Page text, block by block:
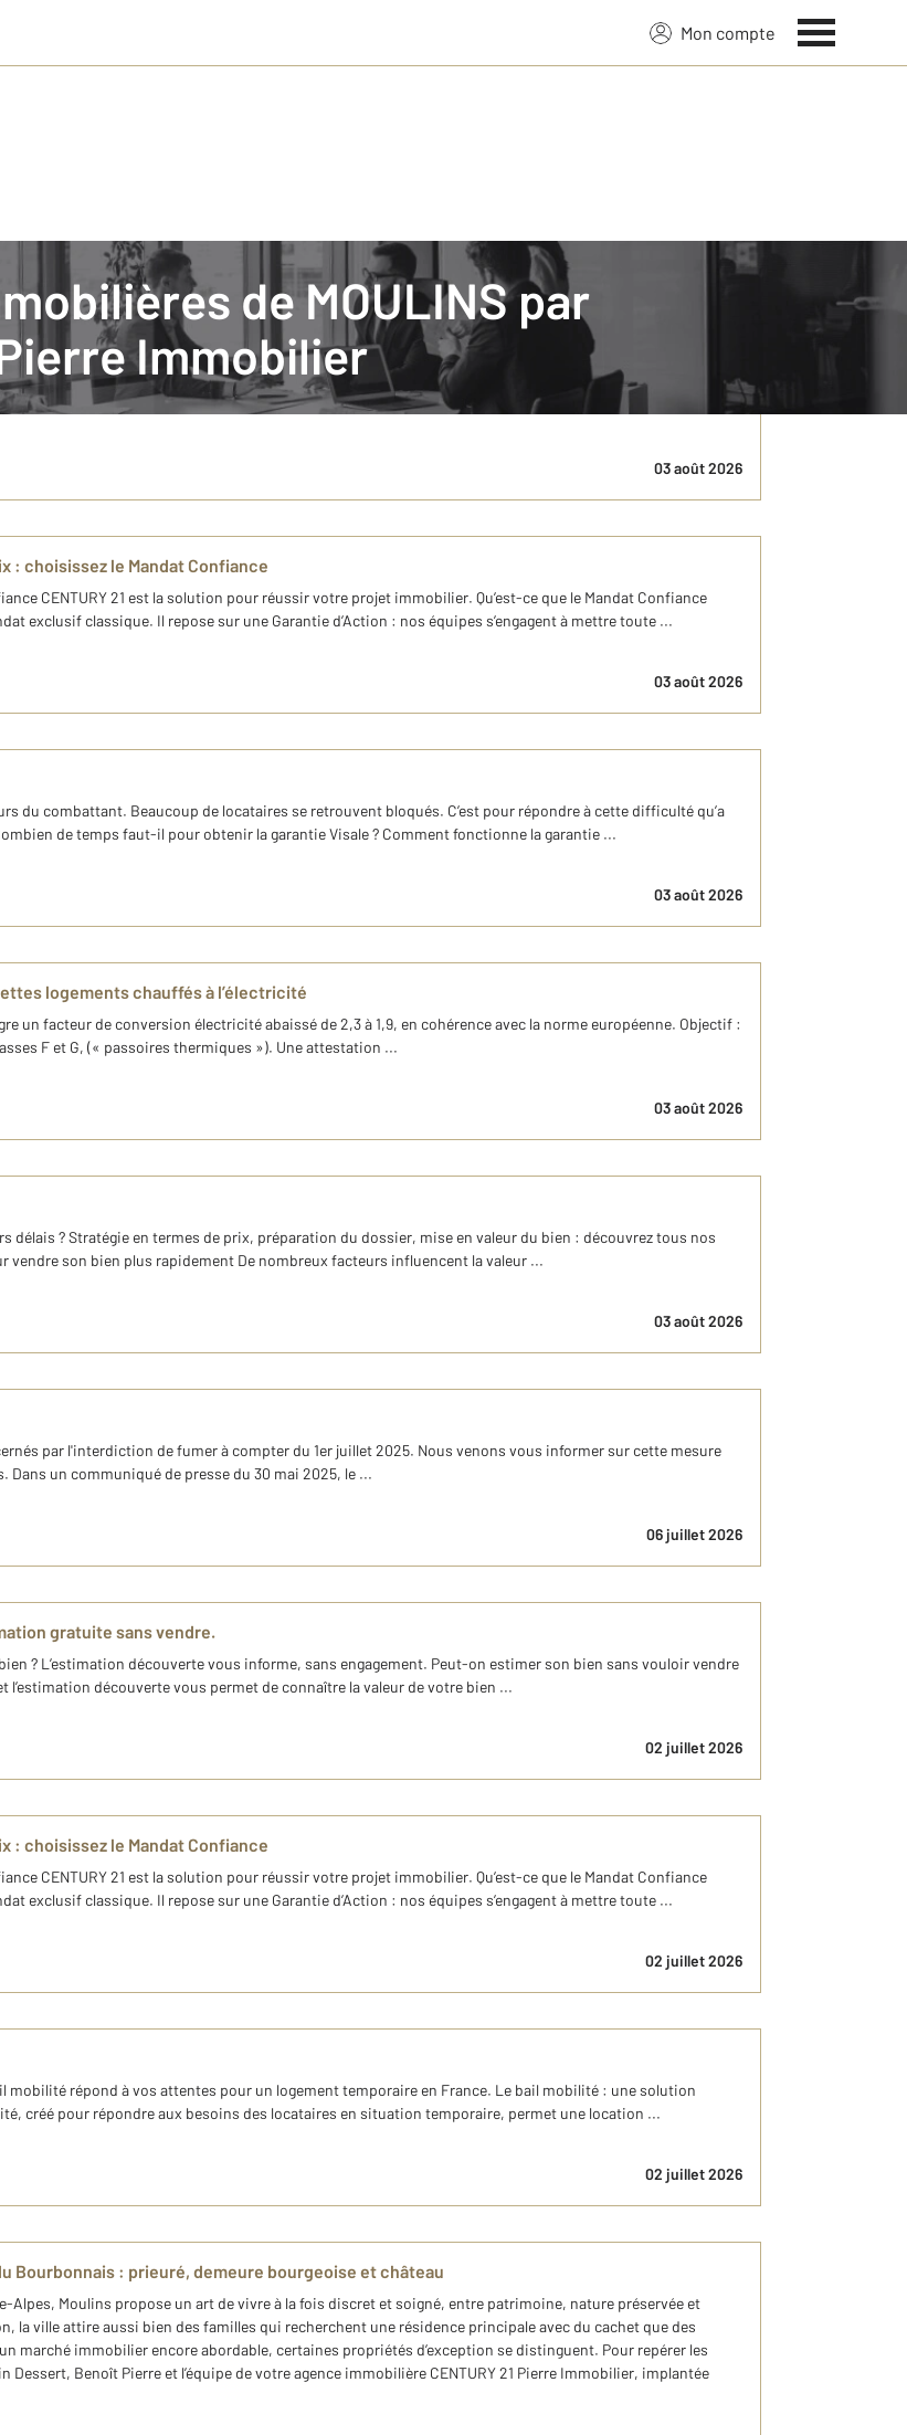
Mon compte
de MOULINS par
Immobilier
la valeur de votre bien
des décisions éclairées et de mieux gérer votre patrimoine immobilier. Pourquoi faire une estimation
son bien uniquement lorsqu’on souhaite vendre.Pourtant, connaître la valeur de son logement est une
03 août 2026
: choisissez le Mandat Confiance
CENTURY 21 est la solution pour réussir votre projet immobilier. Qu’est-ce que le Mandat Confiance
exclusif classique. Il repose sur une Garantie d’Action : nos équipes s’engagent à mettre toute ...
03 août 2026
du combattant. Beaucoup de locataires se retrouvent bloqués. C’est pour répondre à cette difficulté qu’a
de temps faut-il pour obtenir la garantie Visale ? Comment fonctionne la garantie ...
03 août 2026
logements chauffés à l’électricité
un facteur de conversion électricité abaissé de 2,3 à 1,9, en cohérence avec la norme européenne. Objectif :
F et G, (« passoires thermiques »). Une attestation ...
03 août 2026
délais ? Stratégie en termes de prix, préparation du dossier, mise en valeur du bien : découvrez tous nos
son bien plus rapidement De nombreux facteurs influencent la valeur ...
03 août 2026
par l'interdiction de fumer à compter du 1er juillet 2025. Nous venons vous informer sur cette mesure
un communiqué de presse du 30 mai 2025, le ...
06 juillet 2026
gratuite sans vendre.
? L’estimation découverte vous informe, sans engagement. Peut-on estimer son bien sans vouloir vendre
l’estimation découverte vous permet de connaître la valeur de votre bien ...
02 juillet 2026
: choisissez le Mandat Confiance
CENTURY 21 est la solution pour réussir votre projet immobilier. Qu’est-ce que le Mandat Confiance
exclusif classique. Il repose sur une Garantie d’Action : nos équipes s’engagent à mettre toute ...
02 juillet 2026
mobilité répond à vos attentes pour un logement temporaire en France. Le bail mobilité : une solution
créé pour répondre aux besoins des locataires en situation temporaire, permet une location ...
02 juillet 2026
Bourbonnais : prieuré, demeure bourgeoise et château
Alpes, Moulins propose un art de vivre à la fois discret et soigné, entre patrimoine, nature préservée et
la ville attire aussi bien des familles qui recherchent une résidence principale avec du cachet que des
marché immobilier encore abordable, certaines propriétés d’exception se distinguent. Pour repérer les
Benoît Pierre et l’équipe de votre agence immobilière CENTURY 21 Pierre Immobilier, implantée